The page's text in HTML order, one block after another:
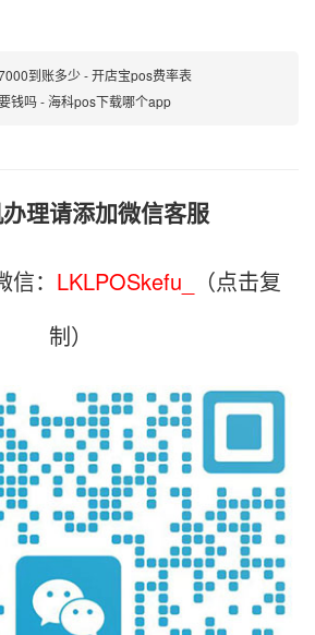
到账多少 - 开店宝pos费率表
钱吗 - 海科pos下载哪个app
理请添加微信客服
： LKLPOSkefu_
（点击复
制）